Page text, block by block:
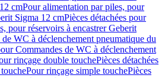
cmPour alimentation par piles, pour
Sigma 12 cmPièces détachées pour
pour réservoirs à encastrer Geberit
WC à déclenchement pneumatique du
Commandes de WC à déclenchement
rinçage double touchePièces détachées
Pour rinçage simple touchePièces